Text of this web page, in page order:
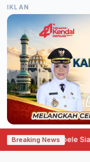
IKLAN
Breaking News
Pati Ora Sepele